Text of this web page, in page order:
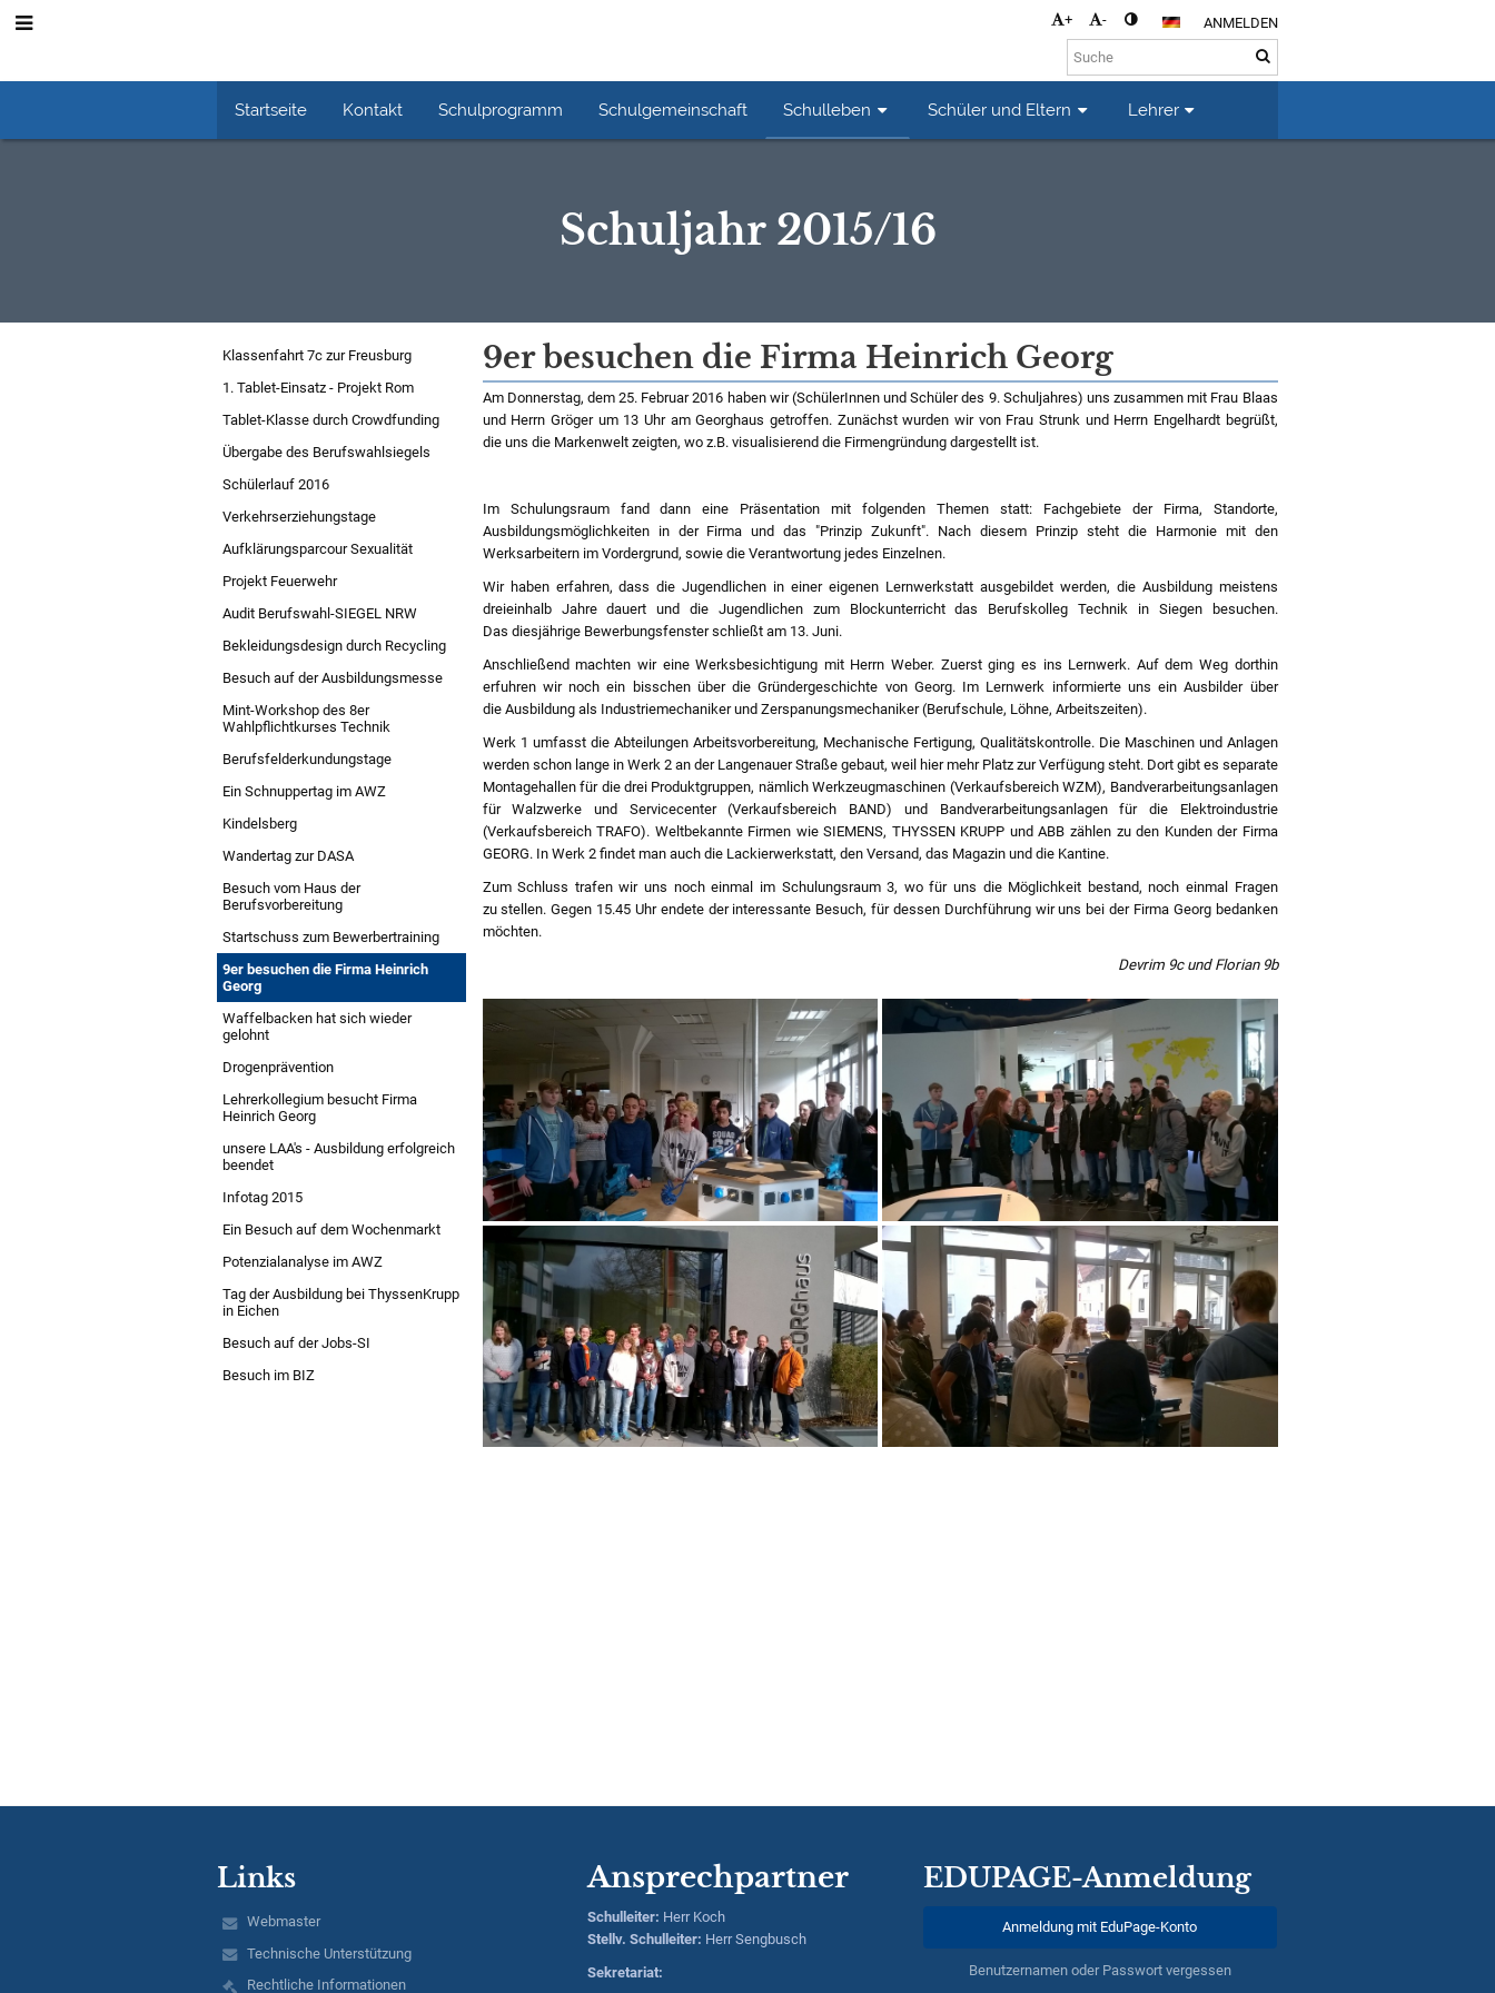
+ - ANMELDEN
Startseite Kontakt Schulprogramm Schulgemeinschaft Schulleben Schüler und Eltern Lehrer
Schuljahr 2015/16
Schuljahr
2015/16
Klassenfahrt 7c zur Freusburg
1. Tablet-Einsatz - Projekt Rom
Tablet-Klasse durch Crowdfunding
Übergabe des Berufswahlsiegels
Schülerlauf 2016
Verkehrserziehungstage
Aufklärungsparcour Sexualität
Projekt Feuerwehr
Audit Berufswahl-SIEGEL NRW
Bekleidungsdesign durch Recycling
Besuch auf der Ausbildungsmesse
Mint-Workshop des 8er
Wahlpflichtkurses Technik
Berufsfelderkundungstage
Ein Schnuppertag im AWZ
Kindelsberg
Wandertag zur DASA
Besuch vom Haus der
Berufsvorbereitung
Startschuss zum Bewerbertraining
9er besuchen die Firma Heinrich
Georg
Waffelbacken hat sich wieder
gelohnt
Drogenprävention
Lehrerkollegium besucht Firma
Heinrich Georg
unsere LAA's - Ausbildung erfolgreich
beendet
Infotag 2015
Ein Besuch auf dem Wochenmarkt
Potenzialanalyse im AWZ
Tag der Ausbildung bei ThyssenKrupp
in Eichen
Besuch auf der Jobs-SI
Besuch im BIZ
9er besuchen die Firma Heinrich Georg
Am Donnerstag, dem 25. Februar 2016 haben wir (SchülerInnen und Schüler des 9. Schuljahres) uns zusammen mit Frau Blaas
und Herrn Gröger um 13 Uhr am Georghaus getroffen. Zunächst wurden wir von Frau Strunk und Herrn Engelhardt begrüßt,
die uns die Markenwelt zeigten, wo z.B. visualisierend die Firmengründung dargestellt ist.
Im Schulungsraum fand dann eine Präsentation mit folgenden Themen statt: Fachgebiete der Firma, Standorte,
Ausbildungsmöglichkeiten in der Firma und das "Prinzip Zukunft". Nach diesem Prinzip steht die Harmonie mit den
Werksarbeitern im Vordergrund, sowie die Verantwortung jedes Einzelnen.
Wir haben erfahren, dass die Jugendlichen in einer eigenen Lernwerkstatt ausgebildet werden, die Ausbildung meistens
dreieinhalb Jahre dauert und die Jugendlichen zum Blockunterricht das Berufskolleg Technik in Siegen besuchen.
Das diesjährige Bewerbungsfenster schließt am 13. Juni.
Anschließend machten wir eine Werksbesichtigung mit Herrn Weber. Zuerst ging es ins Lernwerk. Auf dem Weg dorthin
erfuhren wir noch ein bisschen über die Gründergeschichte von Georg. Im Lernwerk informierte uns ein Ausbilder über
die Ausbildung als Industriemechaniker und Zerspanungsmechaniker (Berufschule, Löhne, Arbeitszeiten).
Werk 1 umfasst die Abteilungen Arbeitsvorbereitung, Mechanische Fertigung, Qualitätskontrolle. Die Maschinen und Anlagen
werden schon lange in Werk 2 an der Langenauer Straße gebaut, weil hier mehr Platz zur Verfügung steht. Dort gibt es separate
Montagehallen für die drei Produktgruppen, nämlich Werkzeugmaschinen (Verkaufsbereich WZM), Bandverarbeitungsanlagen
für Walzwerke und Servicecenter (Verkaufsbereich BAND) und Bandverarbeitungsanlagen für die Elektroindustrie
(Verkaufsbereich TRAFO). Weltbekannte Firmen wie SIEMENS, THYSSEN KRUPP und ABB zählen zu den Kunden der Firma
GEORG. In Werk 2 findet man auch die Lackierwerkstatt, den Versand, das Magazin und die Kantine.
Zum Schluss trafen wir uns noch einmal im Schulungsraum 3, wo für uns die Möglichkeit bestand, noch einmal Fragen
zu stellen. Gegen 15.45 Uhr endete der interessante Besuch, für dessen Durchführung wir uns bei der Firma Georg bedanken
möchten.
Devrim 9c und Florian 9b
Links
Webmaster
Technische Unterstützung
Rechtliche Informationen
Ansprechpartner
Schulleiter: Herr Koch
Stellv. Schulleiter: HerrSengbusch
Sekretariat:
EDUPAGE-Anmeldung
Anmeldung mit EduPage-Konto
Benutzernamen oder Passwort vergessen